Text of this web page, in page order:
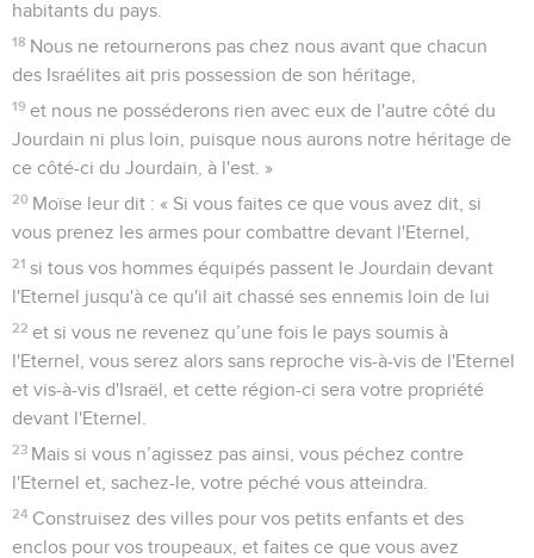
établit.
41 Jaïr, fils de Manassé, se mit en marche, prit les villages et
les appela « bourgs de Jaïr ».
42 Nobach se mit en marche, prit Kenath avec les villes qui
en dépendaient et l'appela Nobach, d'après son nom.
Nombres 33
Les étapes depuis la sortie d'Égypte
1 Voici les étapes que parcoururent les Israélites lorsqu’ils
sortirent d'Egypte par corps d'armée, sous la conduite de
Moïse et d'Aaron.
2 Moïse mit par écrit leur parcours étape par étape, d'après
l'ordre de l'Eternel. Voici les étapes de leur parcours.
3 Ils partirent de Ramsès le premier mois, le quinzième jour